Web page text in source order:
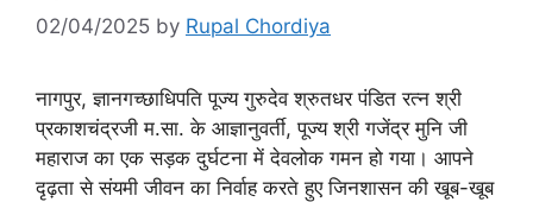
02/04/2025 by Rupal Chordiya
नागपुर, ज्ञानगच्छाधिपति पूज्य गुरुदेव श्रुतधर पंडित रत्न श्री
प्रकाशचंद्रजी म.सा. के आज्ञानुवर्ती, पूज्य श्री गजेंद्र मुनि जी
महाराज का एक सड़क दुर्घटना में देवलोक गमन हो गया। आपने
दृढ़ता से संयमी जीवन का निर्वाह करते हुए जिनशासन की खूब-खूब